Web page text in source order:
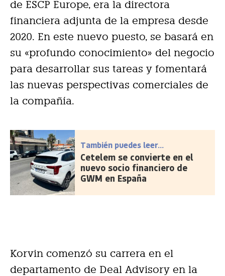
de ESCP Europe, era la directora
financiera adjunta de la empresa desde
2020. En este nuevo puesto, se basará en
su «profundo conocimiento» del negocio
para desarrollar sus tareas y fomentará
las nuevas perspectivas comerciales de
la compañía.
También puedes leer...
Cetelem se convierte en el
nuevo socio financiero de
GWM en España
Korvin comenzó su carrera en el
departamento de Deal Advisory en la